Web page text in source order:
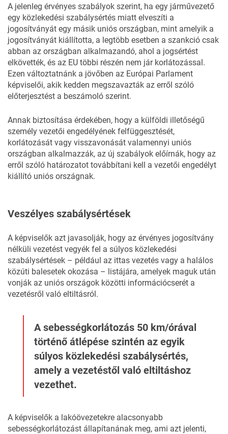
A jelenleg érvényes szabályok szerint, ha egy járművezető
egy közlekedési szabálysértés miatt elveszíti a
jogosítványát egy másik uniós országban, mint amelyik a
jogosítványát kiállította, a legtöbb esetben a szankció csak
abban az országban alkalmazandó, ahol a jogsértést
elkövették, és az EU többi részén nem jár korlátozással.
Ezen változtatnánk a jövőben az Európai Parlament
képviselői, akik kedden megszavazták az erről szóló
előterjesztést a beszámoló szerint.
Annak biztosítása érdekében, hogy a külföldi illetőségű
személy vezetői engedélyének felfüggesztését,
korlátozását vagy visszavonását valamennyi uniós
országban alkalmazzák, az új szabályok előírnák, hogy az
erről szóló határozatot továbbítani kell a vezetői engedélyt
kiállító uniós országnak.
Veszélyes szabálysértések
A képviselők azt javasolják, hogy az érvényes jogosítvány
nélküli vezetést vegyék fel a súlyos közlekedési
szabálysértések – például az ittas vezetés vagy a halálos
közúti balesetek okozása – listájára, amelyek maguk után
vonják az uniós országok közötti információcserét a
vezetésről való eltiltásról.
A sebességkorlátozás 50 km/órával
történő átlépése szintén az egyik
súlyos közlekedési szabálysértés,
amely a vezetéstől való eltiltáshoz
vezethet.
A képviselők a lakóövezetekre alacsonyabb
sebességkorlátozást állapítanának meg, ami azt jelenti,